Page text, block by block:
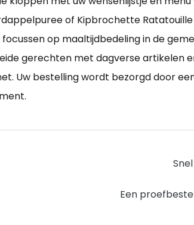
of Kipbrochette
focussen op maaltijdbedeling in de
gerechten met dagverse artikelen
Uw bestelling wordt bezorgd door
Een